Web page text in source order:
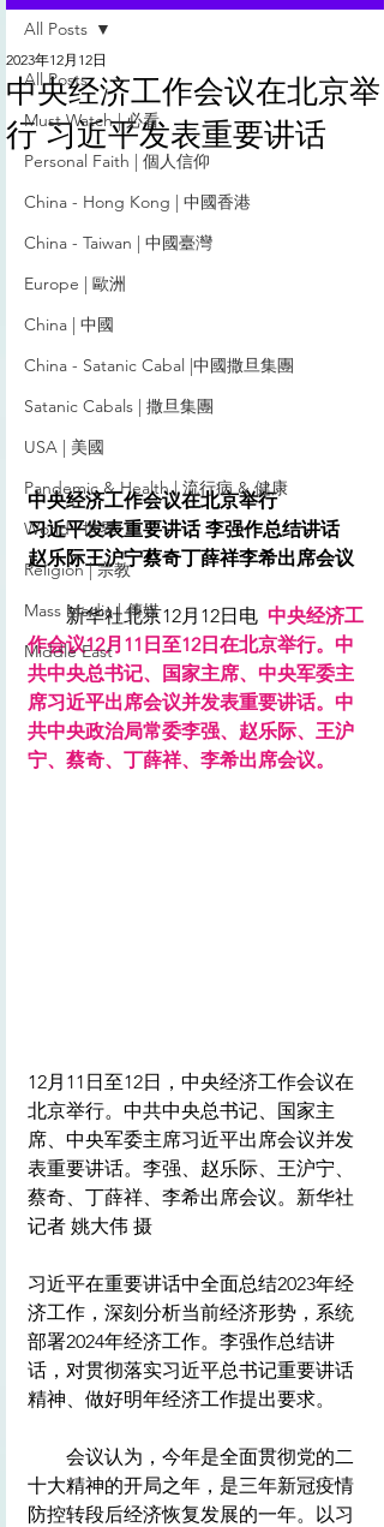
All Posts
Must Watch | 必看
Personal Faith | 個人信仰
China - Hong Kong | 中國香港
China - Taiwan | 中國臺灣
Europe | 歐洲
China | 中國
China - Satanic Cabal |中國撒旦集團
Satanic Cabals | 撒旦集團
USA | 美國
Pandemic & Health | 流行病 & 健康
World | 世界
Religion | 宗教
Mass Media | 傳媒
Middle East
All Posts
中央经济工作会议在北京举
行 习近平发表重要讲话
2023年12月12日
中央经济工作会议在北京举行
习近平发表重要讲话 李强作总结讲话
赵乐际王沪宁蔡奇丁薛祥李希出席会议
新华社北京12月12日电 中央经济工
作会议12月11日至12日在北京举行。中
共中央总书记、国家主席、中央军委主
席习近平出席会议并发表重要讲话。中
共中央政治局常委李强、赵乐际、王沪
宁、蔡奇、丁薛祥、李希出席会议。
12月11日至12日，中央经济工作会议在
北京举行。中共中央总书记、国家主
席、中央军委主席习近平出席会议并发
表重要讲话。李强、赵乐际、王沪宁、
蔡奇、丁薛祥、李希出席会议。新华社
记者 姚大伟 摄
习近平在重要讲话中全面总结2023年经
济工作，深刻分析当前经济形势，系统
部署2024年经济工作。李强作总结讲
话，对贯彻落实习近平总书记重要讲话
精神、做好明年经济工作提出要求。
会议认为，今年是全面贯彻党的二
十大精神的开局之年，是三年新冠疫情
防控转段后经济恢复发展的一年。以习